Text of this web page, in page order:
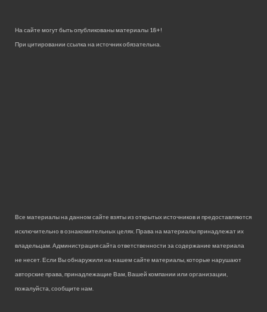
На сайте могут быть опубликованы материалы 18+!
При цитировании ссылка на источник обязательна.
Все материалы на данном сайте взяты из открытых источников и предоставляются
исключительно в ознакомительных целях. Права на материалы принадлежат их
владельцам. Администрация сайта ответственности за содержание материала
не несет. Если Вы обнаружили на нашем сайте материалы, которые нарушают
авторские права, принадлежащие Вам, Вашей компании или организации,
пожалуйста, сообщите нам.